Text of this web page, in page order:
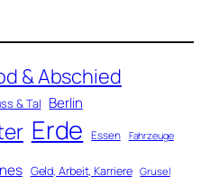
& Abschied
& Tal Berlin
Erde Essen Fahrzeuge
Geld, Arbeit, Karriere Grusel